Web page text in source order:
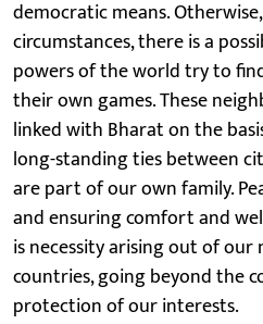
democratic means.
circumstances, there is a
powers of the world try to
their own games. These
linked with Bharat on the
long-standing ties between
are part of our own family.
and ensuring comfort and
is necessity arising out of
countries, going beyond the
protection of our interests.